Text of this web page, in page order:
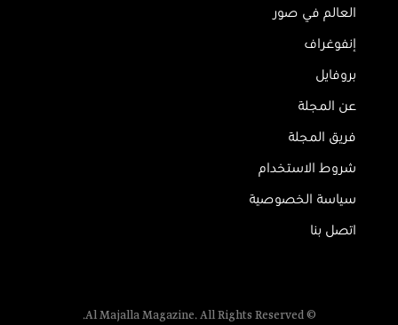
العالم في صور
إنفوغراف
بروفايل
عن المجلة
فريق المجلة
شروط الاستخدام
سياسة الخصوصية
اتصل بنا
© Al Majalla Magazine. All Rights Reserved.